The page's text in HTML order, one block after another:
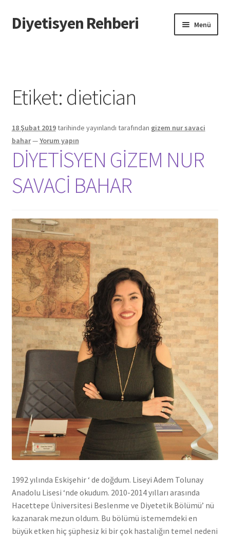
Dolaşıma
geç
İçeriğe
geç
Diyetisyen Rehberi Menü
Hata Bildir
iletişim
Sayfamı Düzenlemek İstiyorum
Yardım
Etiket: dietician
18 Şubat 2019tarihinde yayınlandı tarafından gizem nur savaci
bahar—Yorum yapın
DİYETİSYEN GİZEM NUR
SAVACİ BAHAR
1992 yılında Eskişehir ‘ de doğdum. Liseyi Adem Tolunay
Anadolu Lisesi ‘nde okudum. 2010-2014 yılları arasında
Hacettepe Üniversitesi Beslenme ve Diyetetik Bölümü’ nü
kazanarak mezun oldum. Bu bölümü istememdeki en
büyük etken hiç şüphesiz ki bir çok hastalığın temel nedeni